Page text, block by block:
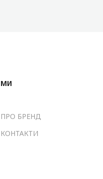
МИ
ПРО БРЕНД
КОНТАКТИ